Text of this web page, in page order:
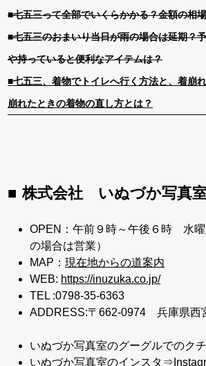
■七五三って全部でいくらかかる？金額の相
■七五三のおまいり当日が雨の場合は延期？
や持っていると便利なアイテムは？
■七五三、着物でトイレへ行く方法と、着崩
崩れたときの着物の直し方とは？
株式会社 いぬづか写真
OPEN：午前９時～午後６時 水曜
の場合は営業）
MAP：現在地からの道案内
WEB: https://inuzuka.co.jp/
TEL :0798-35-6363
ADDRESS:〒662-0974 兵庫県西
いぬづか写真室のグーグルでのク
いぬづか写真室のインスタ⇒